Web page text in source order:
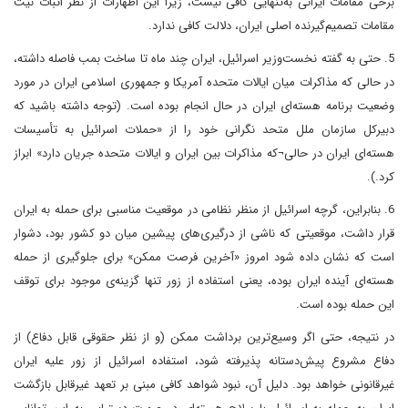
مقامات تصمیم‌گیرنده اصلی ایران، دلالت کافی ندارد.
5. حتی به گفته نخست‌وزیر اسرائیل، ایران چند ماه تا ساخت بمب فاصله داشته،
در حالی که مذاکرات میان ایالات متحده آمریکا و جمهوری اسلامی ایران در مورد
وضعیت برنامه هسته‌ای ایران در حال انجام بوده است. (توجه داشته باشید که
دبیرکل سازمان ملل متحد نگرانی خود را از «حملات اسرائیل به تأسیسات
هسته‌ای ایران در حالی¬که مذاکرات بین ایران و ایالات متحده جریان دارد» ابراز
کرد.).
6. بنابراین، گرچه اسرائیل از منظر نظامی در موقعیت مناسبی برای حمله به ایران
قرار داشت، موقعیتی که ناشی از درگیری‌های پیشین میان دو کشور بود، دشوار
است که نشان داده شود امروز «آخرین فرصت ممکن» برای جلوگیری از حمله
هسته‌ای آینده ایران بوده، یعنی استفاده از زور تنها گزینه‌ی موجود برای توقف
این حمله بوده است.
در نتیجه، حتی اگر وسیع‌ترین برداشت ممکن (و از نظر حقوقی قابل دفاع) از
دفاع مشروع پیش‌دستانه پذیرفته شود، استفاده اسرائیل از زور علیه ایران
غیرقانونی خواهد بود. دلیل آن، نبود شواهد کافی مبنی بر تعهد غیرقابل بازگشت